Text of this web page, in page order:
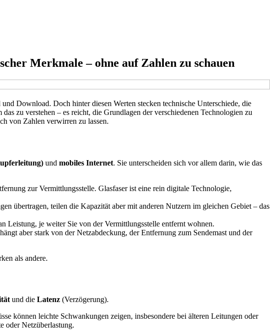
Merkmale – ohne auf Zahlen zu schauen
Download. Doch hinter diesen Werten stecken technische Unterschiede, die
zu verstehen – es reicht, die Grundlagen der verschiedenen Technologien zu
von Zahlen verwirren zu lassen.
und mobiles Internet. Sie unterscheiden sich vor allem darin, wie das
zur Vermittlungsstelle. Glasfaser ist eine rein digitale Technologie,
übertragen, teilen die Kapazität aber mit anderen Nutzern im gleichen Gebiet – das
Leistung, je weiter Sie von der Vermittlungsstelle entfernt wohnen.
aber stark von der Netzabdeckung, der Entfernung zum Sendemast und der
als andere.
und die Latenz (Verzögerung).
können leichte Schwankungen zeigen, insbesondere bei älteren Leitungen oder
oder Netzüberlastung.